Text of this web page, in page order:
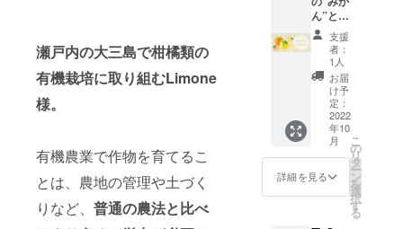
瀬戸内の大三島で柑橘類の
有機栽培に取り組むLimone
様。
有機農業で作物を育てるこ
とは、農地の管理や土づく
りなど、 普通の農法と比べ
かなラ
ング・
ド・
シャの
セット
です。
数量限
定とな
ります
のでお
早めに♪
【セッ
ト内
伊予レ
モン果
実エキ
スを配
合した
レモン
の生
せっけ
んと、
Limone
オリジ
ナルレ
ん”と”
レモ
ン”弾む
香りの
洗顔
セッ
ト み
かんの
生せっ
けん1個
+レモン
の生
せっけ
ん1個】
支援
者：
1人
お届
け予
定：
2022
年10
月
詳細を見る
こ
の
リ
タ
ー
ン
を
選
択
す
る